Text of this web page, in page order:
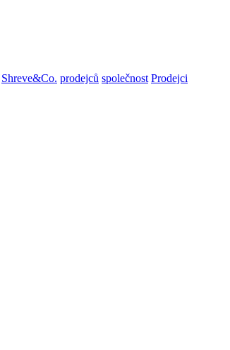
Shreve&Co. prodejců společnost Prodejci